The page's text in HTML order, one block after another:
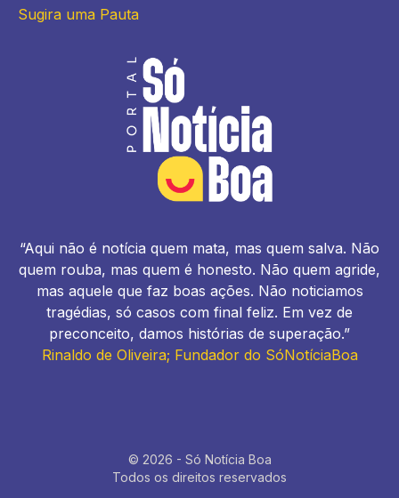
Sugira uma Pauta
“Aqui não é notícia quem mata, mas quem salva. Não
quem rouba, mas quem é honesto. Não quem agride,
mas aquele que faz boas ações. Não noticiamos
tragédias, só casos com final feliz. Em vez de
preconceito, damos histórias de superação.”
Rinaldo de Oliveira; Fundador do SóNotíciaBoa
© 2026 - Só Notícia Boa
Todos os direitos reservados